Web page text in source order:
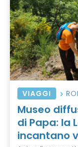
VIAGGI
Museo
di Papa: la
incantano